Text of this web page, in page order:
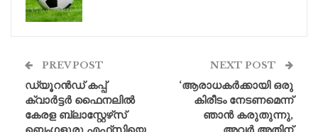
PREV POST
ഡ്യൂറൻഡ് കപ്പ്
ക്വാർട്ടർ ഫൈനലിൽ
കേരള ബ്ലാസ്റ്റേഴ്‌സ്
ബെംഗളൂരു എഫ്‌സിയെ
NEXT POST
‘ആരാധകർക്കായി ഒരു
കിരീടം നേടണമെന്ന്
ഞാൻ കരുതുന്നു,
അവർ അതിന്